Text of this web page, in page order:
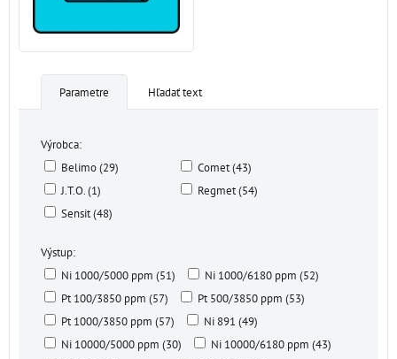
Parametre Hľadať text
Výrobca:
Belimo (29)
Comet (43)
J.T.O. (1)
Regmet (54)
Sensit (48)
Výstup:
Ni 1000/5000 ppm (51)
Ni 1000/6180 ppm (52)
Pt 100/3850 ppm (57)
Pt 500/3850 ppm (53)
Pt 1000/3850 ppm (57)
Ni 891 (49)
Ni 10000/5000 ppm (30)
Ni 10000/6180 ppm (43)